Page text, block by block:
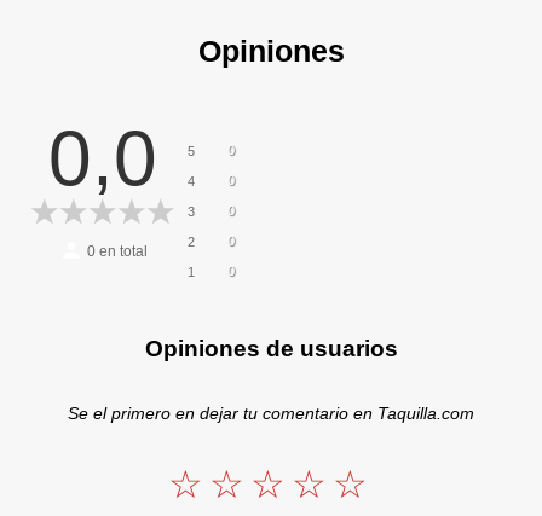
Opiniones
0,0
0en total
5 0
4 0
3 0
2 0
1 0
Opiniones de usuarios
Se el primero en dejar tu comentario en Taquilla.com